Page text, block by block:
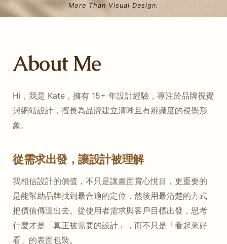
More Than Visual Design.
About Me
Hi，我是 Kate，擁有 15+ 年設計經驗，專注於品牌視覺
與網站設計，擅長為品牌建立清晰且有辨識度的視覺形
象。
從需求出發，讓設計被理解
我相信設計的價值，不只是讓畫面賞心悅目，更重要的
是能幫助品牌找到最合適的定位，然後用最清楚的方式
把價值傳達出去。從使用者需求與客戶目標出發，思考
什麼才是「真正被需要的設計」，而不只是「看起來好
看」的表面包裝。